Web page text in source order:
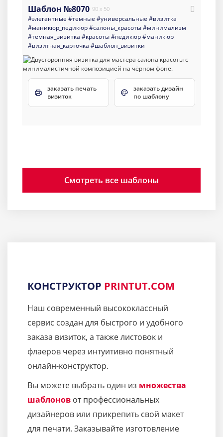
Шаблон №8070 90 x 50
#элегантные #темные #универсальные #визитка
#маникюр_педикюр#салоны_красоты#минимализм
#темная_визитка #красоты#педикюр#маникюр
#визитная_карточка #шаблон_визитки
заказать печать
визиток
заказать дизайн
по шаблону
Смотреть все шаблоны
КОНСТРУКТОР PRINTUT.COM
Наш современный высококлассный
сервис создан для быстрого и удобного
заказа визиток, а также листовок и
флаеров через интуитивно понятный
онлайн-конструктор.
Вы можете выбрать один из множества
шаблонов от профессиональных
дизайнеров или прикрепить свой макет
для печати. Заказывайте изготовление